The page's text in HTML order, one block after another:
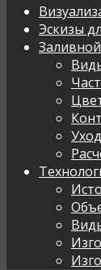
Эскизы